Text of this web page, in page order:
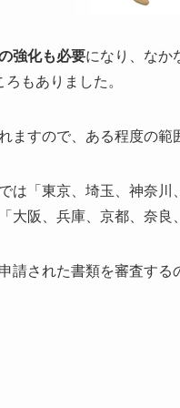
強化も必要になり、なか
もありました。
ますので、ある程度の範
は「東京、埼玉、神奈
大阪、兵庫、京都、奈
請された書類を審査する